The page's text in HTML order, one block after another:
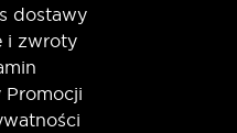
dostawy
i zwroty
Promocji